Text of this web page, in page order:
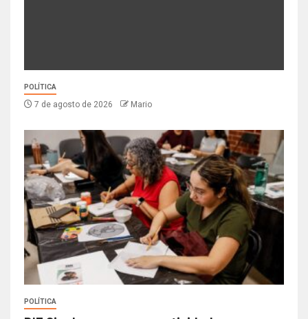
POLÍTICA
7 de agosto de 2026 Mario
POLÍTICA